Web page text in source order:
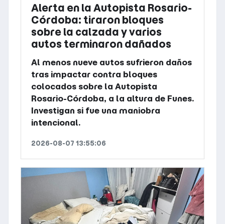
Alerta en la Autopista Rosario-
Córdoba: tiraron bloques
sobre la calzada y varios
autos terminaron dañados
Al menos nueve autos sufrieron daños
tras impactar contra bloques
colocados sobre la Autopista
Rosario-Córdoba, a la altura de Funes.
Investigan si fue una maniobra
intencional.
2026-08-07 13:55:06